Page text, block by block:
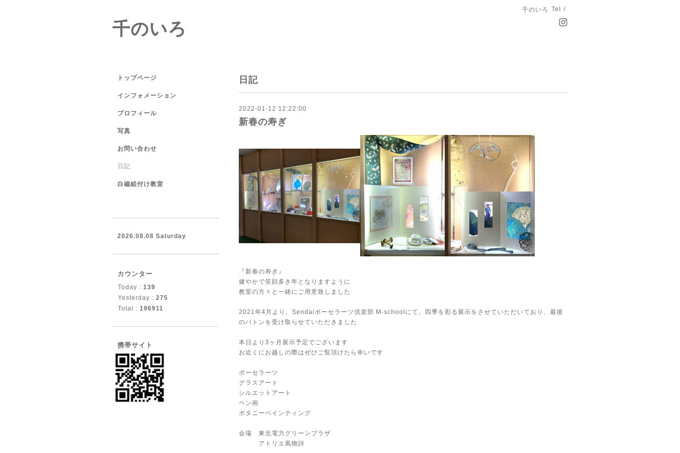
千のいろ Tel /
千のいろ
日記
2022-01-12 12:22:00
新春の寿ぎ
『新春の寿ぎ』
健やかで笑顔多き年となりますように
教室の方々と一緒にご用意致しました
2021年4月より、Sendaiポーセラーツ倶楽部 M-schoolにて、四季を彩る展示をさせていただいており、最後
のバトンを受け取らせていただきました
本日より3ヶ月展示予定でございます
お近くにお越しの際はぜひご覧頂けたら幸いです
ポーセラーツ
グラスアート
シルエットアート
ペン画
ボタニーペインティング
会場 東北電力グリーンプラザ
アトリエ風物詩
トップページ
インフォメーション
プロフィール
写真
お問い合わせ
日記
白磁絵付け教室
2026.08.08 Saturday
カウンター
Today : 139
Yesterday : 275
Total : 196911
携帯サイト